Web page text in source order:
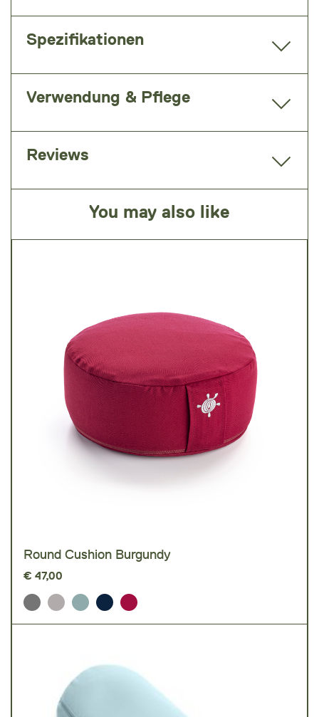
Spezifikationen
Verwendung & Pflege
Reviews
You may also like
Round Cushion Burgundy
€ 47,00